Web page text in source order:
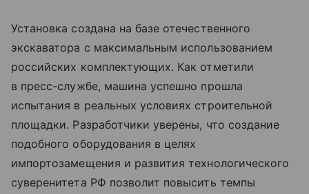
Установка создана на базе отечественного
экскаватора с максимальным использованием
российских комплектующих. Как отметили
в пресс-службе, машина успешно прошла
испытания в реальных условиях строительной
площадки. Разработчики уверены, что создание
подобного оборудования в целях
импортозамещения и развития технологического
суверенитета РФ позволит повысить темпы